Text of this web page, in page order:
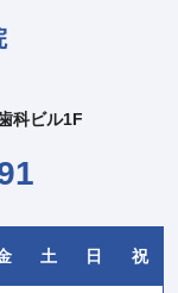
科ビル1F
土 日 祝